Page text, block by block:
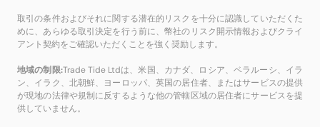
取引の条件およびそれに関する潜在的リスクを十分に認識していただくた
めに、あらゆる取引決定を行う前に、幣社のリスク開示情報およびクライ
アント契約をご確認いただくことを強く奨励します。
地域の制限:Trade Tide Ltdは、米国、カナダ、ロシア、ベラルーシ、イラ
ン、イラク、北朝鮮、ヨーロッパ、英国の居住者、またはサービスの提供
が現地の法律や規制に反するような他の管轄区域の居住者にサービスを提
供していません。